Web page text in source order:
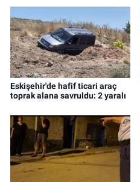
Eskişehir'de hafif ticari araç
toprak alana savruldu: 2 yaralı